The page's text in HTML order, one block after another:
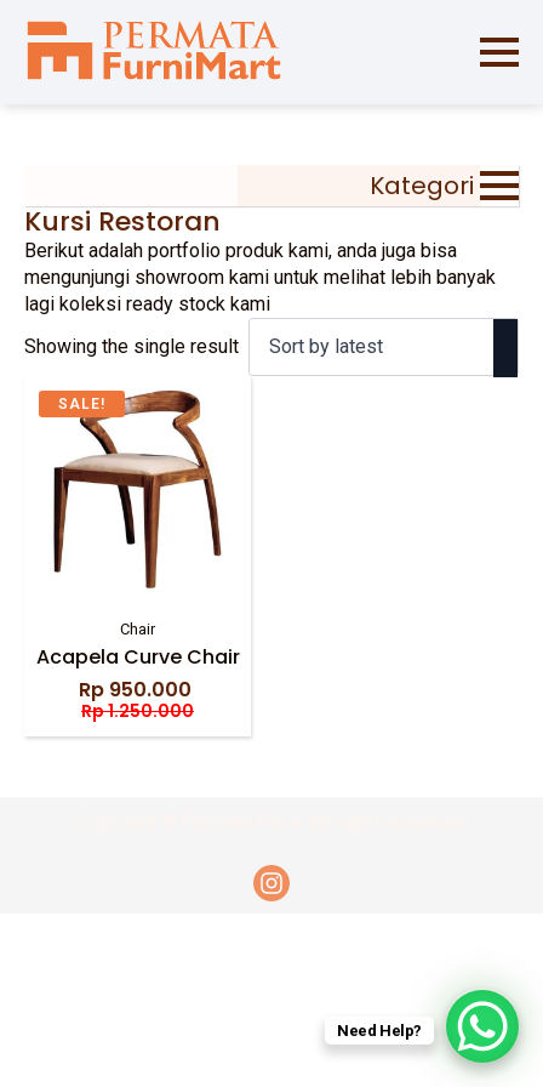
Kategori
Kursi Restoran
Berikut adalah portfolio produk kami, anda juga bisa
mengunjungi showroom kami untuk melihat lebih banyak
lagi koleksi ready stock kami
Showing the single result
SALE!
Chair
Acapela Curve Chair
Rp1.250.000
Original
price
Rp950.000
Current
price
Need Help?